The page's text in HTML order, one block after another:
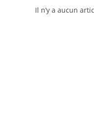
Il n’y a aucun